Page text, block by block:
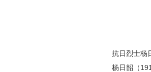
抗日烈士杨
杨日韶（